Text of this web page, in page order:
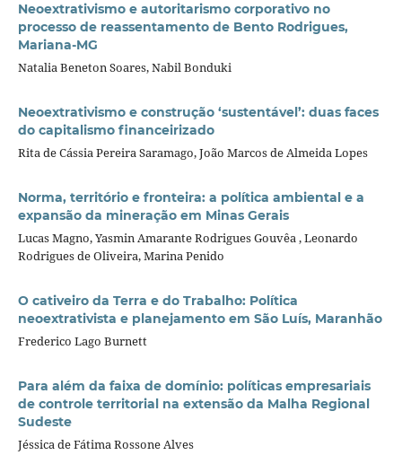
Neoextrativismo e autoritarismo corporativo no
processo de reassentamento de Bento Rodrigues,
Mariana-MG
Natalia Beneton Soares, Nabil Bonduki
Neoextrativismo e construção ‘sustentável’: duas faces
do capitalismo financeirizado
Rita de Cássia Pereira Saramago, João Marcos de Almeida Lopes
Norma, território e fronteira: a política ambiental e a
expansão da mineração em Minas Gerais
Lucas Magno, Yasmin Amarante Rodrigues Gouvêa , Leonardo
Rodrigues de Oliveira, Marina Penido
O cativeiro da Terra e do Trabalho: Política
neoextrativista e planejamento em São Luís, Maranhão
Frederico Lago Burnett
Para além da faixa de domínio: políticas empresariais
de controle territorial na extensão da Malha Regional
Sudeste
Jéssica de Fátima Rossone Alves